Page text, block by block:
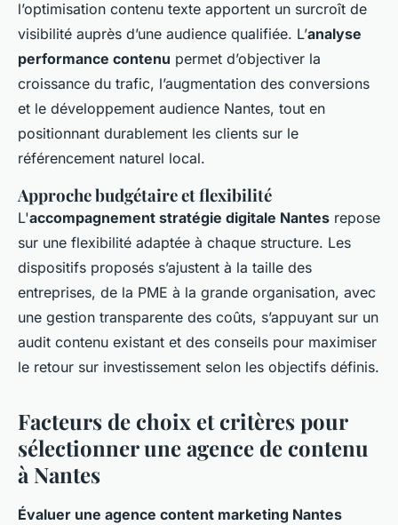
l’optimisation contenu texte apportent un surcroît de
visibilité auprès d’une audience qualifiée. L’analyse
performance contenu permet d’objectiver la
croissance du trafic, l’augmentation des conversions
et le développement audience Nantes, tout en
positionnant durablement les clients sur le
référencement naturel local.
Approche budgétaire et flexibilité
L'accompagnement stratégie digitale Nantes repose
sur une flexibilité adaptée à chaque structure. Les
dispositifs proposés s’ajustent à la taille des
entreprises, de la PME à la grande organisation, avec
une gestion transparente des coûts, s’appuyant sur un
audit contenu existant et des conseils pour maximiser
le retour sur investissement selon les objectifs définis.
Facteurs de choix et critères pour
sélectionner une agence de contenu
à Nantes
Évaluer une agence content marketing Nantes